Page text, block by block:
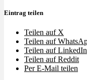
Eintrag teilen
Teilen auf X
Teilen auf
Teilen auf LinkedIn
Teilen auf Reddit
Per E-Mail teilen